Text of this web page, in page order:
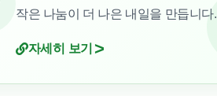
작은 나눔이 더 나은 내일을 만듭니다.
자세히 보기 >